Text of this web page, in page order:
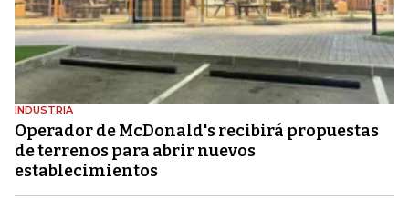
INDUSTRIA
Operador de McDonald's recibirá propuestas
de terrenos para abrir nuevos
establecimientos